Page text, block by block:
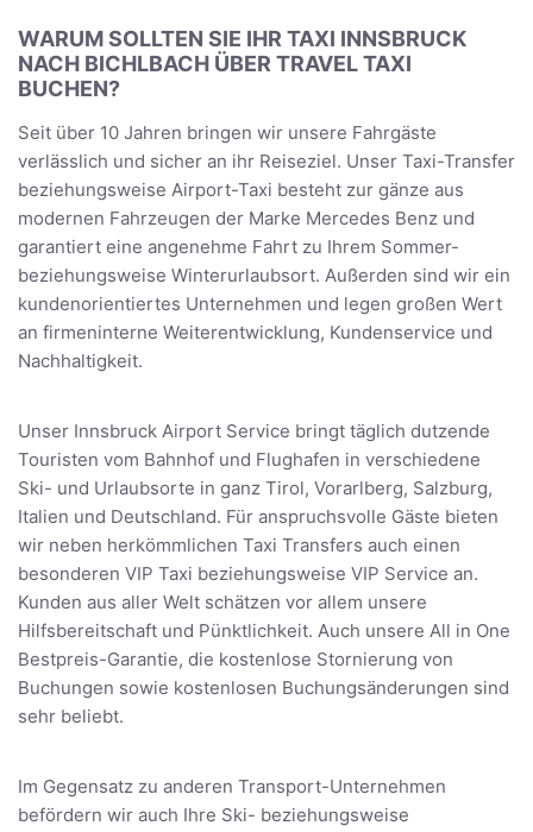
WARUM SOLLTEN SIE IHR TAXI INNSBRUCK
NACH BICHLBACH ÜBER TRAVEL TAXI
BUCHEN?
Seit über 10 Jahren bringen wir unsere Fahrgäste
verlässlich und sicher an ihr Reiseziel. Unser Taxi-Transfer
beziehungsweise Airport-Taxi besteht zur gänze aus
modernen Fahrzeugen der Marke Mercedes Benz und
garantiert eine angenehme Fahrt zu Ihrem Sommer-
beziehungsweise Winterurlaubsort. Außerden sind wir ein
kundenorientiertes Unternehmen und legen großen Wert
an firmeninterne Weiterentwicklung, Kundenservice und
Nachhaltigkeit.
Unser Innsbruck Airport Service bringt täglich dutzende
Touristen vom Bahnhof und Flughafen in verschiedene
Ski- und Urlaubsorte in ganz Tirol, Vorarlberg, Salzburg,
Italien und Deutschland. Für anspruchsvolle Gäste bieten
wir neben herkömmlichen Taxi Transfers auch einen
besonderen VIP Taxi beziehungsweise VIP Service an.
Kunden aus aller Welt schätzen vor allem unsere
Hilfsbereitschaft und Pünktlichkeit. Auch unsere All in One
Bestpreis-Garantie, die kostenlose Stornierung von
Buchungen sowie kostenlosen Buchungsänderungen sind
sehr beliebt.
Im Gegensatz zu anderen Transport-Unternehmen
befördern wir auch Ihre Ski- beziehungsweise